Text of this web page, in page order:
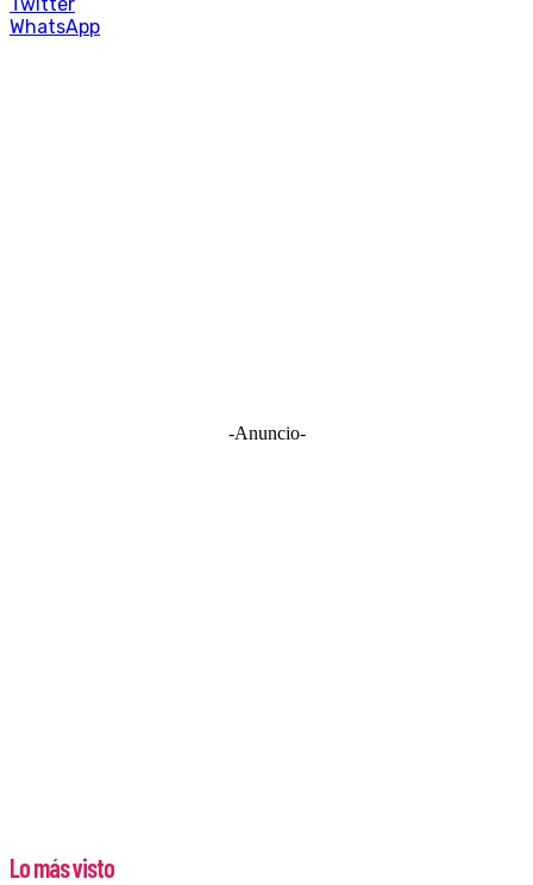
WhatsApp
-Anuncio-
Lo más visto